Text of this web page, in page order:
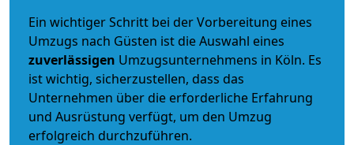
Ein wichtiger Schritt bei der Vorbereitung eines
Umzugs nach Güsten ist die Auswahl eines
zuverlässigen Umzugsunternehmens in Köln. Es
ist wichtig, sicherzustellen, dass das
Unternehmen über die erforderliche Erfahrung
und Ausrüstung verfügt, um den Umzug
erfolgreich durchzuführen.